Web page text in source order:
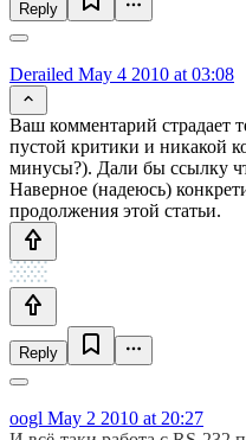
Reply
Derailed May 4 2010 at 03:08
Ваш комментарий
пустой критики и никакой
минусы?). Дали бы ссылку
Наверное (надеюсь)
продолжения этой статьи.
Reply
oogl May 2 2010 at 20:27